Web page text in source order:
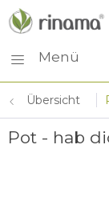
Menü
Übersicht
Pot - hab